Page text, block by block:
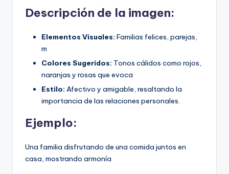
Descripción de la imagen:
Elementos Visuales: Familias felices, parejas,
m
Colores Sugeridos: Tonos cálidos como rojos,
naranjas y rosas que evoca
Estilo: Afectivo y amigable, resaltando la
importancia de las relaciones personales.
Ejemplo:
Una familia disfrutando de una comida juntos en
casa, mostrando armonía